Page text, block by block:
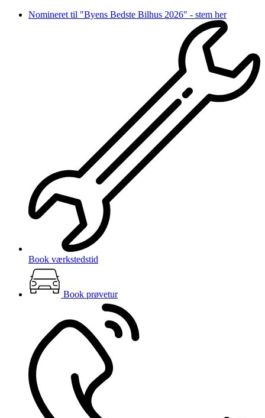
VidereNomineret til "Byens Bedste Bilhus 2026" - stem her
Book værkstedstid
Book prøvetur